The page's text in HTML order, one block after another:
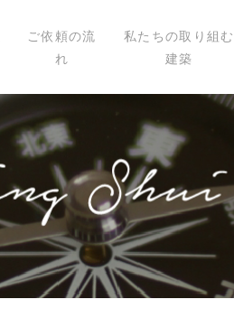
ご依頼の流
れ
私たちの取り組む
建築